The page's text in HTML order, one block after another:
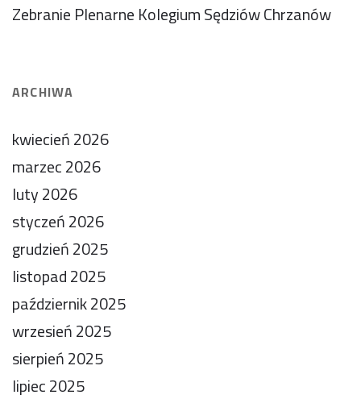
Zebranie Plenarne Kolegium Sędziów Chrzanów
ARCHIWA
kwiecień 2026
marzec 2026
luty 2026
styczeń 2026
grudzień 2025
listopad 2025
październik 2025
wrzesień 2025
sierpień 2025
lipiec 2025